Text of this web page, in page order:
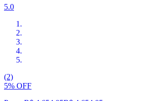
5.0
(2)
5% OFF